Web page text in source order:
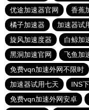
优途加速器官网
香蕉
橘子加速器
加速器试
旋风加速度器
白鲸加
黑洞加速官网
飞鱼加
免费vqn加速外网不限时
加速器试用七天
INS
免费vqn加速外网安卓